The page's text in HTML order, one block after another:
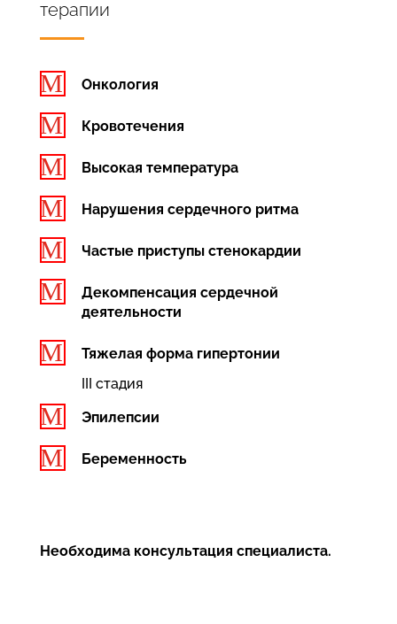
терапии
M Онкология
M Кровотечения
M Высокая температура
M Нарушения сердечного ритма
M Частые приступы стенокардии
M
Декомпенсация сердечной
деятельности
M
Тяжелая форма гипертонии
III стадия
M Эпилепсии
M Беременность
Необходима консультация специалиста.